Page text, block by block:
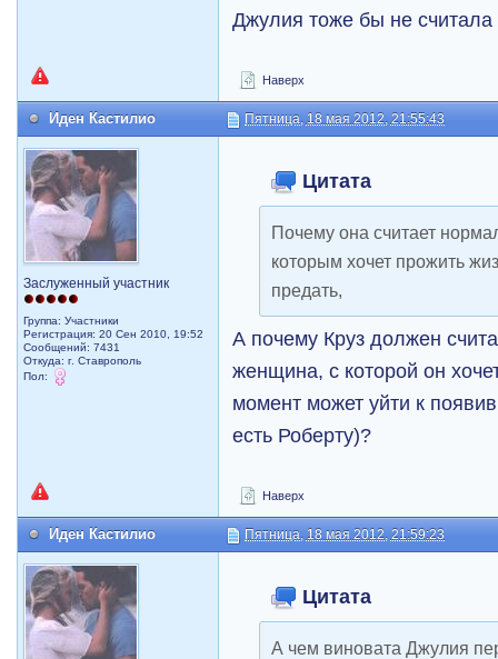
Джулия тоже бы не
Наверх
Иден Кастилио Пятница, 18 мая 2012, 21:55:43
Заслуженный участник
Группа: Участники
Регистрация: 20 Сен 2010, 19:52
Сообщений: 7431
Откуда: г. Ставрополь
Пол:
Цитата
Почему она считает
которым хочет прожить
предать,
А почему Круз должен
женщина, с которой он
момент может уйти к
есть Роберту)?
Наверх
Иден Кастилио Пятница, 18 мая 2012, 21:59:23
Цитата
А чем виновата Джулия